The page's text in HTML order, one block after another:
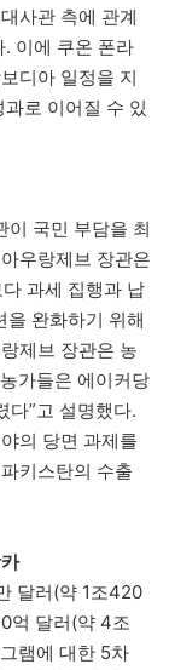
사관 측에 관계
이에 쿠온 폰라
디아 일정을 지
로 이어질 수 있
이 국민 부담을 최
우랑제브 장관은
과세 집행과 납
을 완화하기 위해
제브 장관은 농
가들은 에이커당
다”고 설명했다.
의 당면 과제를
키스탄의 수출
달러(약 1조420
억 달러(약 4조
램에 대한 5차